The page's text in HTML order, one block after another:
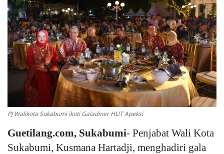
Keamanan
Kejahatan
Cybers Event
UMKM & Ekonomi Kreatif
Pekerja Migran Indonesia
Ekonomi
PJ Walikota Sukabumi ikuti Galadiner HUT Apeksi
Guetilang.com, Sukabumi- Penjabat Wali Kota
Sukabumi, Kusmana Hartadji, menghadiri gala